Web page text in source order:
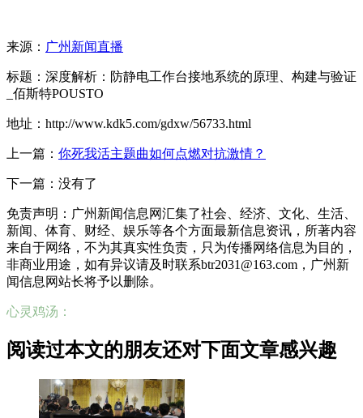
来源： 广州新闻直播
标题：深度解析：防静电工作台接地系统的原理、构建与验证
_佰斯特POUSTO
地址：http://www.kdk5.com/gdxw/56733.html
上一篇： 你死我活主题曲如何点燃对抗激情？
下一篇：没有了
免责声明：广州新闻信息网汇集了社会、经济、文化、生活、
新闻、体育、财经、娱乐等各个方面最新信息资讯，所著内容
来自于网络，不为其真实性负责，只为传播网络信息为目的，
非商业用途，如有异议请及时联系btr2031@163.com，广州新
闻信息网站长将予以删除。
心灵鸡汤：
阅读过本文的朋友还对下面文章感兴趣